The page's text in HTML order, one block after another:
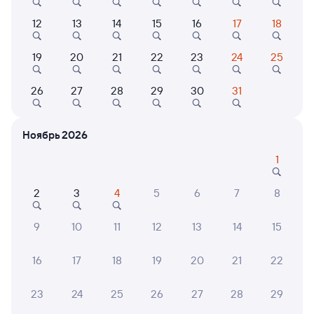
от 12 ⁠537 ⁠₽ 16 ⁠307 ⁠₽
Выберите дату
201Ы Проходящий
из Красноярска Пасс
Кореновск
в Анапу
04:02
от 9 ⁠829 ⁠₽ 10 ⁠016 ⁠₽
Выберите дату
12 13 14 15 16 17 18
19 20 21 22 23 24 25
26 27 28 29 30 31
Ноябрь 2026
1
2 3 4 5 6 7 8
9 10 11 12 13 14 15
16 17 18 19 20 21 22
23 24 25 26 27 28 29